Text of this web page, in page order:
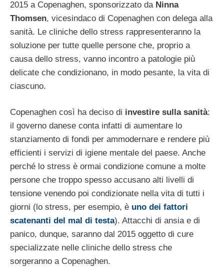
2015 a Copenaghen, sponsorizzato da Ninna
Thomsen, vicesindaco di Copenaghen con delega alla
sanità. Le cliniche dello stress rappresenteranno la
soluzione per tutte quelle persone che, proprio a
causa dello stress, vanno incontro a patologie più
delicate che condizionano, in modo pesante, la vita di
ciascuno.
Copenaghen così ha deciso di investire sulla sanità:
il governo danese conta infatti di aumentare lo
stanziamento di fondi per ammodernare e rendere più
efficienti i servizi di igiene mentale del paese. Anche
perché lo stress è ormai condizione comune a molte
persone che troppo spesso accusano alti livelli di
tensione venendo poi condizionate nella vita di tutti i
giorni (lo stress, per esempio, è uno dei fattori
scatenanti del mal di testa). Attacchi di ansia e di
panico, dunque, saranno dal 2015 oggetto di cure
specializzate nelle cliniche dello stress che
sorgeranno a Copenaghen.